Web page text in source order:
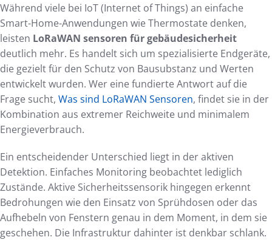
Während viele bei IoT (Internet of Things) an einfache
Smart-Home-Anwendungen wie Thermostate denken,
leisten LoRaWAN sensoren für gebäudesicherheit
deutlich mehr. Es handelt sich um spezialisierte Endgeräte,
die gezielt für den Schutz von Bausubstanz und Werten
entwickelt wurden. Wer eine fundierte Antwort auf die
Frage sucht, Was sind LoRaWAN Sensoren, findet sie in der
Kombination aus extremer Reichweite und minimalem
Energieverbrauch.
Ein entscheidender Unterschied liegt in der aktiven
Detektion. Einfaches Monitoring beobachtet lediglich
Zustände. Aktive Sicherheitssensorik hingegen erkennt
Bedrohungen wie den Einsatz von Sprühdosen oder das
Aufhebeln von Fenstern genau in dem Moment, in dem sie
geschehen. Die Infrastruktur dahinter ist denkbar schlank.